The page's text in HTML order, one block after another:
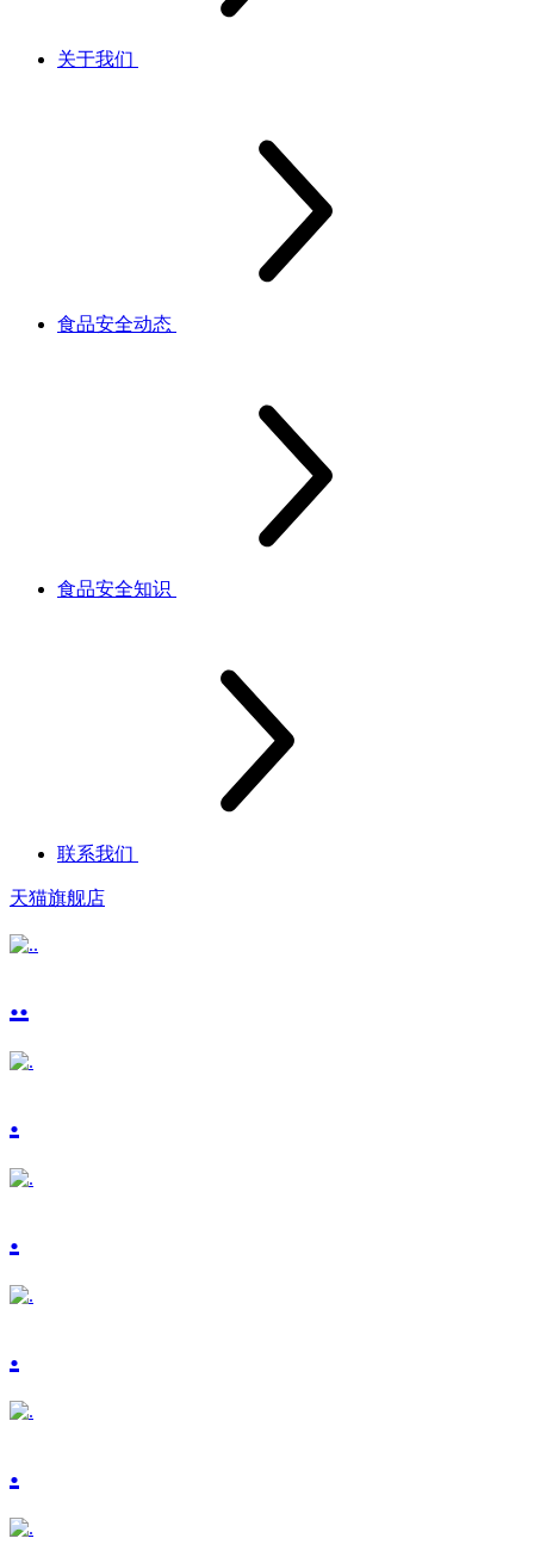
关于我们
食品安全动态
食品安全知识
联系我们
天猫旗舰店
..
.
.
.
.